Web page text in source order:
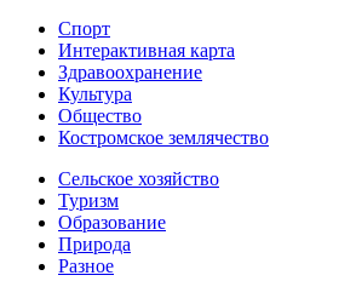
Спорт
Интерактивная карта
Здравоохранение
Культура
Общество
Костромское землячество
Сельское хозяйство
Туризм
Образование
Природа
Разное